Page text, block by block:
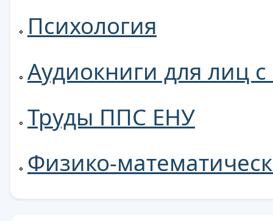
Психология
Аудиокниги для лиц
Труды ППС ЕНУ
Физико-